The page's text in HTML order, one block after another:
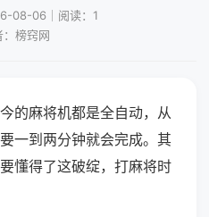
08-06｜阅读：1
：榜窍网
的麻将机都是全自动，从
一到两分钟就会完成。其
懂得了这破绽，打麻将时